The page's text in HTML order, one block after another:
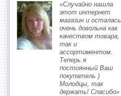
«Случайно нашла
этот интернет
магазин и осталась
очень довольна как
качеством товара,
так и
ассортиментом.
Теперь я
постоянный Ваш
покупатель )
Молодцы, так
держать! Спасибо»